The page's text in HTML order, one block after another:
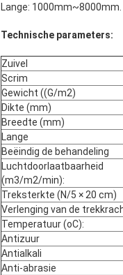
Lange:
Technische parameters:
Zuivel
Scrim
Gewicht ((G/m2)
Dikte (mm)
Breedte (mm)
Lange
Beëindig de behandeling
Luchtdoorlaatbaarheid
(m3/m2/min):
Treksterkte (N/5 × 20 cm)
Verlenging van de
Temperatuur (oC):
Antizuur
Antialkali
Anti-abrasie